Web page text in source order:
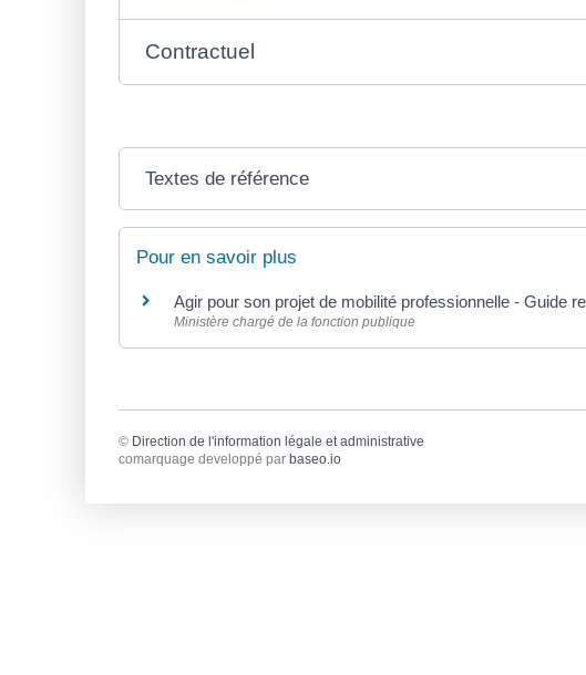
Contractuel
Textes de référence
Pour en savoir plus
Agir pour son projet de mobilité professionnelle - Guide
Ministère chargé de la fonction publique
© Direction de l'information légale et administrative
comarquage developpé par baseo.io